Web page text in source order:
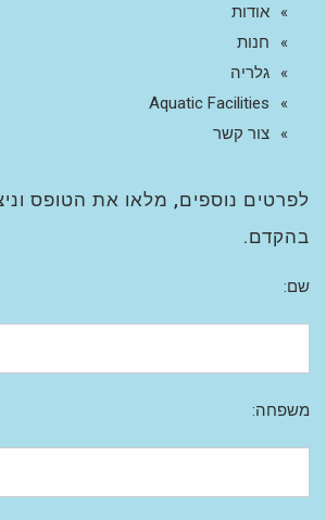
אודות
חנות
גלריה
Aquatic Facilities
צור קשר
לפרטים נוספים, מלאו את הטופס
בהקדם.
שם:
משפחה: